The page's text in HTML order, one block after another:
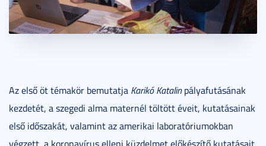
Az első öt témakör bemutatja Karikó Katalinpályafutásának
kezdetét, a szegedi alma maternél töltött éveit, kutatásainak
első időszakát, valamint az amerikai laboratóriumokban